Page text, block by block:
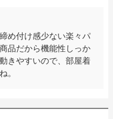
め付け感少ない楽々パ
品だから機能性しっか
きやすいので、部屋着
。